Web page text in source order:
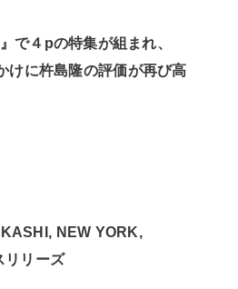
で４pの特集が組まれ、
けに杵島隆の評価が再び高
NEW YORK,
リリーズ